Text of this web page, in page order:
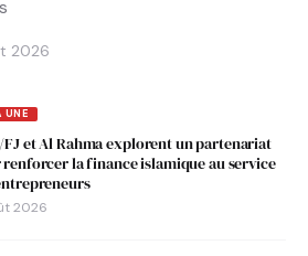
2026
UNE
FJ et Al Rahma explorent un partenariat
la finance islamique au service
2026